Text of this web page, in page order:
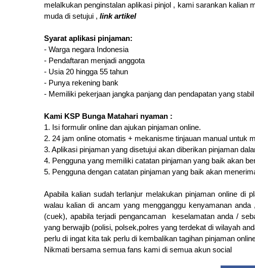
melalkukan penginstalan aplikasi pinjol , kami sarankan kalian
muda di setujui , link artikel
Syarat aplikasi pinjaman:
- Warga negara Indonesia
- Pendaftaran menjadi anggota
- Usia 20 hingga 55 tahun
- Punya rekening bank
- Memiliki pekerjaan jangka panjang dan pendapatan yang stabil
Kami KSP Bunga Matahari nyaman :
1. Isi formulir online dan ajukan pinjaman online.
2. 24 jam online otomatis + mekanisme tinjauan manual untuk
3. Aplikasi pinjaman yang disetujui akan diberikan pinjaman
4. Pengguna yang memiliki catatan pinjaman yang baik akan
5. Pengguna dengan catatan pinjaman yang baik akan
Apabila kalian sudah terlanjur melakukan pinjaman online di
walau kalian di ancam yang mengganggu kenyamanan
(cuek), apabila terjadi pengancaman keselamatan anda /
yang berwajib (polisi, polsek,polres yang terdekat di wilayah
perlu di ingat kita tak perlu di kembalikan tagihan pinjaman
Nikmati bersama semua fans kami di semua akun social